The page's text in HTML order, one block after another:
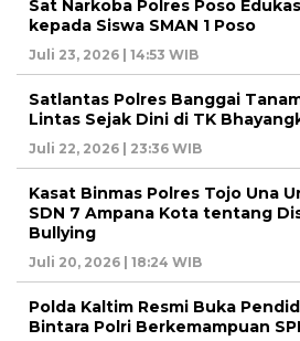
Sat Narkoba Polres Poso
kepada Siswa SMAN 1 Poso
Juli 23, 2026 | 14:53 WIB
Satlantas Polres Banggai
Lintas Sejak Dini di TK
Juli 22, 2026 | 23:36 WIB
Kasat Binmas Polres Tojo Una
SDN 7 Ampana Kota tentang
Bullying
Juli 20, 2026 | 18:24 WIB
Polda Kaltim Resmi Buka
Bintara Polri Berkemampuan